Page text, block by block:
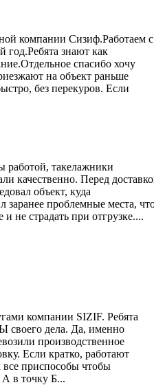
компании Сизиф.Работаем с
год.Ребята знают как
спасибо хочу
на объект раньше
без перекуров. Если
работой, такелажники
качественно. Перед
объект, куда
заранее проблемные места,
и не страдать при отгрузке....
компании SIZIF. Ребята
дела. Да, именно
производственное
Если кратко, работают
приспособы чтобы
А в точку Б...